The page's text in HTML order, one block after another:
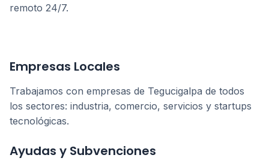
remoto 24/7.
Empresas Locales
Trabajamos con empresas de Tegucigalpa de todos
los sectores: industria, comercio, servicios y startups
tecnológicas.
Ayudas y Subvenciones